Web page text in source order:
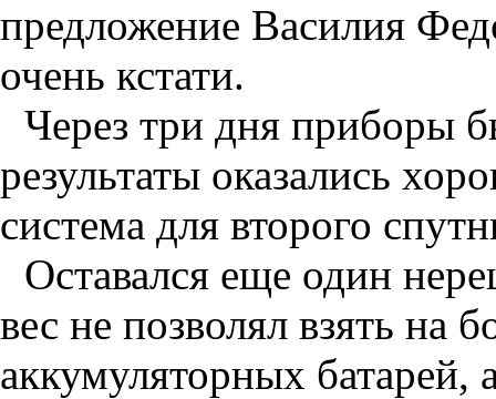
предложение Василия
очень кстати.
Через три дня приборы
результаты оказались
система для второго
Оставался еще один
вес не позволял взять на
аккумуляторных батарей,